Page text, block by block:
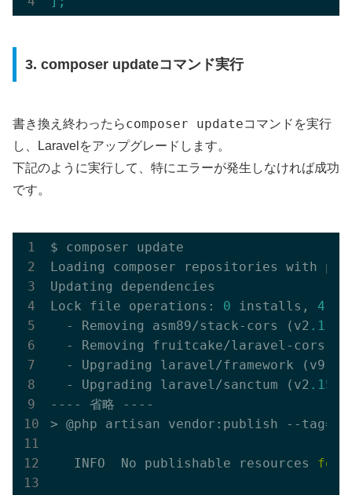
3. composer updateコマンド実行
書き換え終わったらcomposer updateコマンドを実行
し、Laravelをアップグレードします。
下記のように実行して、特にエラーが発生しなければ成功
です。
$ composer update
Loading composer repositories with
Updating dependencies
Lock file operations: 0 installs, 4
  - Removing asm89/stack-cors (v2
.1
- Removing fruitcake/laravel-cors
  - Upgrading laravel/framework (v9
  - Upgrading laravel/sanctum (v2
.15
---- 省略 ----
> @php artisan vendor:publish --
   INFO  No publishable resources
for